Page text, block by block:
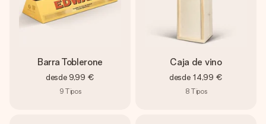
Barra Toblerone
desde 9,99 €
9 Tipos
Caja de vino
desde 14,99 €
8 Tipos